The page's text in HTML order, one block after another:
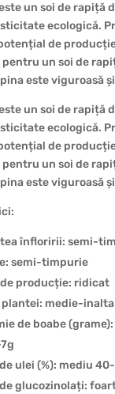
un soi de rapiță
ecologică.
de
un soi de
este viguroasă
un soi de rapiță
ecologică.
de
un soi de
este viguroasă
înfloririi: semi-
semi-timpurie
producție: ridicat
medie-
de boabe
ulei (%): mediu
glucozinolați: